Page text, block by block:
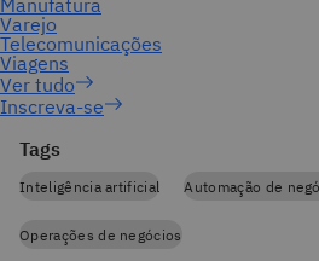
Inscreva-se
Tags
Inteligência artificial Automação de
Operações de negócios